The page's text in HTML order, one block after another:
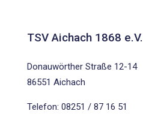
TSV Aichach 1868 e.V.
Donauwörther Straße 12-14
86551 Aichach
Telefon: 08251 / 87 16 51